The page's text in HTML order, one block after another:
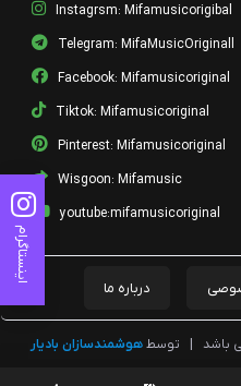
Instagrsm: Mifamusicorigibal
Telegram: MifaMusicOriginall
Facebook: Mifamusicoriginal
Tiktok: Mifamusicoriginal
Pinterest: Mifamusicoriginal
Wisgoon: Mifamusic
youtube:mifamusicoriginal
درباره ما
باشد توسطهوشمندسازان بادیار
اینستاگرام